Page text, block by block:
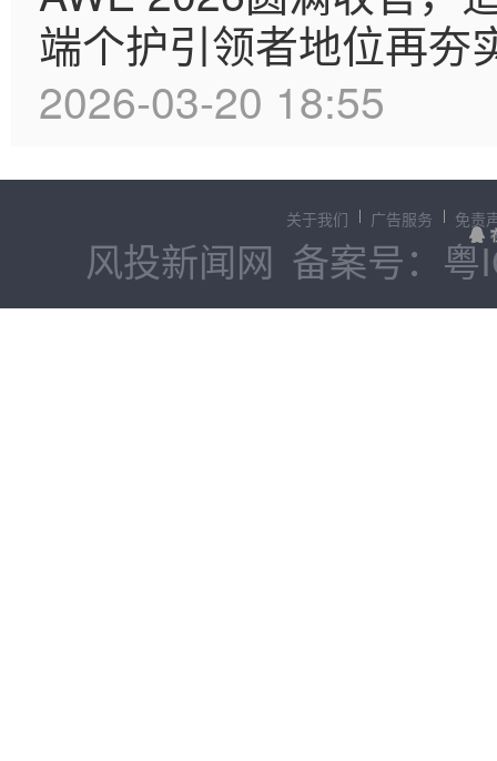
端个护引领者地位再夯
2026-03-20 18:55
关于我们 广告服务 免责
风投新闻网 备案号：粤